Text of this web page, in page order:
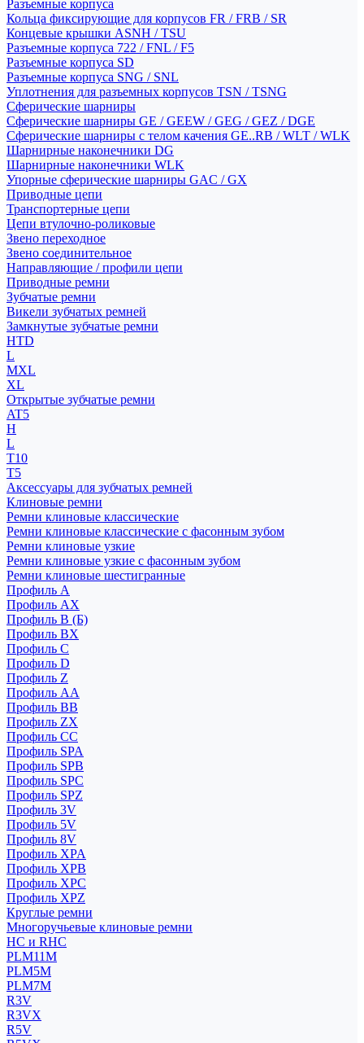
Разъемные корпуса
Кольца фиксирующие для корпусов FR / FRB / SR
Концевые крышки ASNH / TSU
Разъемные корпуса 722 / FNL / F5
Разъемные корпуса SD
Разъемные корпуса SNG / SNL
Уплотнения для разъемных корпусов TSN / TSNG
Сферические шарниры
Сферические шарниры GE / GEEW / GEG / GEZ / DGE
Сферические шарниры с телом качения GE..RB / WLT / WLK
Шарнирные наконечники DG
Шарнирные наконечники WLK
Упорные сферические шарниры GAC / GX
Приводные цепи
Транспортерные цепи
Цепи втулочно-роликовые
Звено переходное
Звено соединительное
Направляющие / профили цепи
Приводные ремни
Зубчатые ремни
Викели зубчатых ремней
Замкнутые зубчатые ремни
HTD
L
MXL
XL
Открытые зубчатые ремни
AT5
H
L
T10
T5
Аксессуары для зубчатых ремней
Клиновые ремни
Ремни клиновые классические
Ремни клиновые классические с фасонным зубом
Ремни клиновые узкие
Ремни клиновые узкие с фасонным зубом
Ремни клиновые шестигранные
Профиль A
Профиль AX
Профиль B (Б)
Профиль BX
Профиль C
Профиль D
Профиль Z
Профиль АА
Профиль BB
Профиль ZX
Профиль CC
Профиль SPA
Профиль SPB
Профиль SPC
Профиль SPZ
Профиль 3V
Профиль 5V
Профиль 8V
Профиль XPA
Профиль XPB
Профиль XPC
Профиль XPZ
Круглые ремни
Многоручьевые клиновые ремни
HC и RHC
PLM11M
PLM5M
PLM7M
R3V
R3VX
R5V